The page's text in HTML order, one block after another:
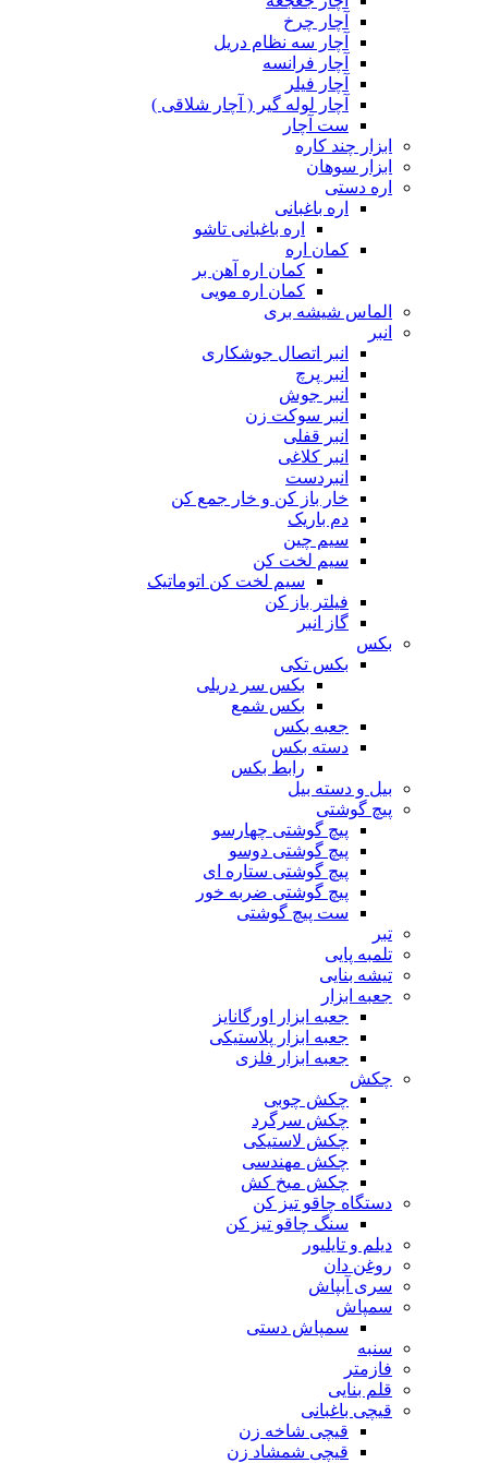
آچار چرخ
آچار سه نظام دریل
آچار فرانسه
آچار فیلر
آچار لوله گیر ( آچار شلاقی )
ست آچار
ابزار چند کاره
ابزار سوهان
اره دستی
اره باغبانی
اره باغبانی تاشو
کمان اره
کمان اره آهن بر
کمان اره مویی
الماس شیشه بری
انبر
انبر اتصال جوشکاری
انبر پرچ
انبر جوش
انبر سوکت زن
انبر قفلی
انبر کلاغی
انبردست
خار باز کن و خار جمع کن
دم باریک
سیم چین
سیم لخت کن
سیم لخت کن اتوماتیک
فیلتر باز کن
گاز انبر
بکس
بکس تکی
بکس سر دریلی
بکس شمع
جعبه بکس
دسته بکس
رابط بکس
بیل و دسته بیل
پیچ گوشتی
پیچ گوشتی چهارسو
پیچ گوشتی دوسو
پیچ گوشتی ستاره‌ ای
پیچ گوشتی ضربه خور
ست پیچ گوشتی
تبر
تلمبه پایی
تیشه بنایی
جعبه ابزار
جعبه ابزار اورگانایز
جعبه ابزار پلاستیکی
جعبه ابزار فلزی
چکش
چکش چوبی
چکش سرگرد
چکش لاستیکی
چکش مهندسی
چکش میخ کش
دستگاه چاقو تیز کن
سنگ چاقو تیز کن
دیلم و تایلیور
روغن دان
سری آبپاش
سمپاش
سمپاش دستی
سنبه
فازمتر
قلم بنایی
قیچی باغبانی
قیچی شاخه زن
قیچی شمشاد زن